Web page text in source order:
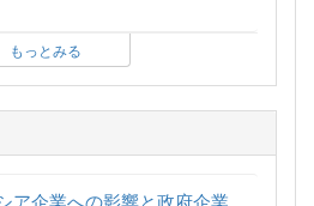
もっとみる
ア企業への影響と政府企業